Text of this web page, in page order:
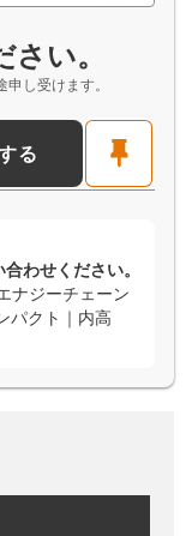
い。
し受けます。
る
pin
わせください。
ナジーチェーン
パクト｜内高